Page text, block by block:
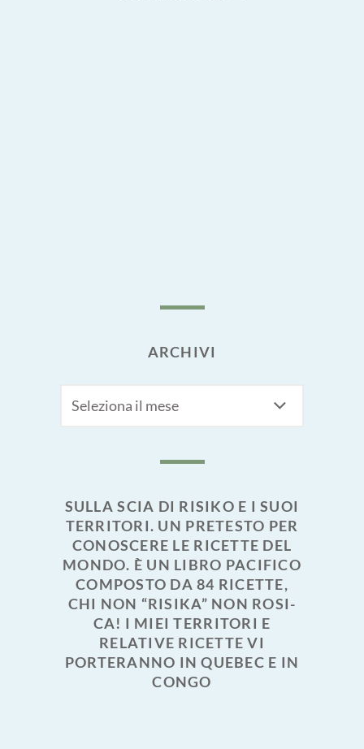
ARCHIVI
SULLA SCIA DI RISIKO E I SUOI
TERRITORI. UN PRETESTO PER
CONOSCERE LE RICETTE DEL
MONDO. È UN LIBRO PACIFICO
COMPOSTO DA 84 RICETTE,
CHI NON “RISIKA” NON ROSI-
CA! I MIEI TERRITORI E
RELATIVE RICETTE VI
PORTERANNO IN QUEBEC E IN
CONGO